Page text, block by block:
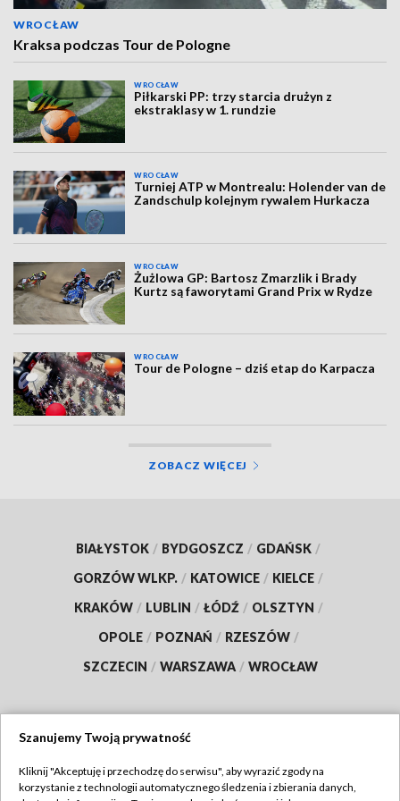
WROCŁAW
Kraksa podczas Tour de Pologne
WROCŁAW
Piłkarski PP: trzy starcia drużyn z
ekstraklasy w 1. rundzie
WROCŁAW
Turniej ATP w Montrealu: Holender van de
Zandschulp kolejnym rywalem Hurkacza
WROCŁAW
Żużlowa GP: Bartosz Zmarzlik i Brady
Kurtz są faworytami Grand Prix w Rydze
WROCŁAW
Tour de Pologne – dziś etap do Karpacza
ZOBACZ WIĘCEJ
BIAŁYSTOK / BYDGOSZCZ / GDAŃSK /
GORZÓW WLKP. / KATOWICE / KIELCE /
KRAKÓW / LUBLIN / ŁÓDŹ / OLSZTYN /
OPOLE / POZNAŃ / RZESZÓW /
SZCZECIN / WARSZAWA / WROCŁAW
TVP
Szanujemy Twoją prywatność
Kliknij "Akceptuję i przechodzę do serwisu", aby wyrazić zgody na
korzystanie z technologii automatycznego śledzenia i zbierania danych,